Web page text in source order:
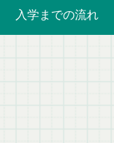
入学までの流れ